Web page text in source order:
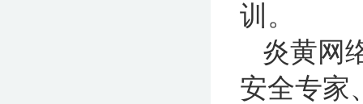
训。
炎黄网
安全专家